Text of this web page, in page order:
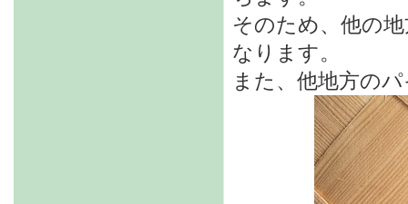
そのため、他の
なります。
また、他地方の